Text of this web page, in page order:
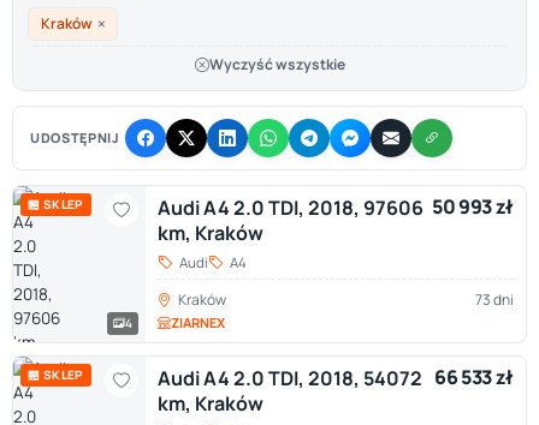
Kraków ×
Wyczyść wszystkie
UDOSTĘPNIJ
🏪 SKLEP
4
Audi A4 2.0 TDI, 2018, 97606
km, Kraków
50 993 zł
Audi A4
Kraków 73 dni
ZIARNEX
🏪 SKLEP
Audi A4 2.0 TDI, 2018, 54072
km, Kraków
66 533 zł